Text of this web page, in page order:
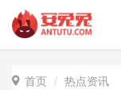
 首页 热点资讯